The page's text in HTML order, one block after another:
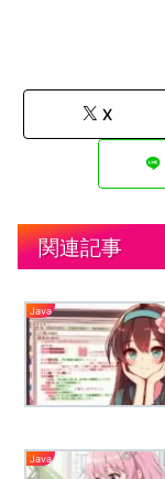
X
関連記事
Java
Java